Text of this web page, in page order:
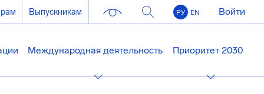
Выпускникам РУ EN Войти
Международная деятельность Приоритет 2030